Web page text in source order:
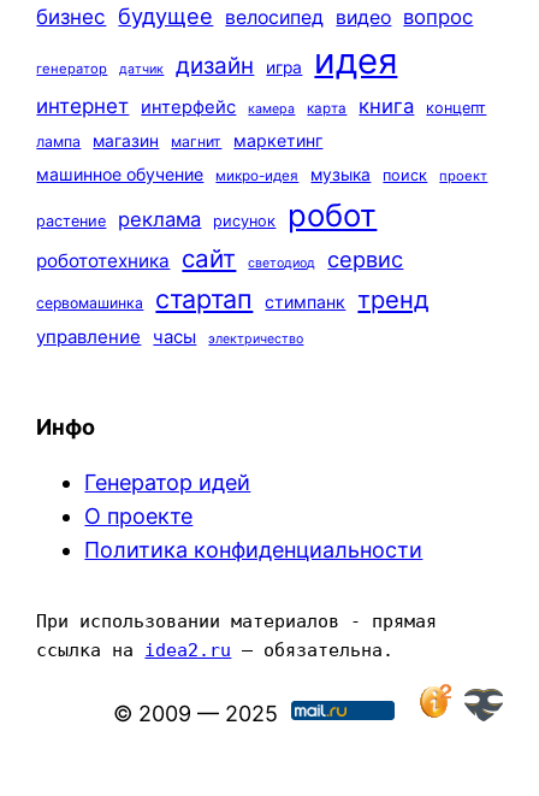
бизнес будущее велосипед видео вопрос
генератор датчик дизайн игра идея
интернет интерфейс камера карта книга
концепт
лампа
магазин магнит
маркетинг
машинное обучение
микро-идея музыка поиск проект
растение реклама рисунок робот
робототехника сайт светодиод сервис
сервомашинка стартап стимпанк тренд
управление часы электричество
Инфо
Генератор идей
О проекте
Политика конфиденциальности
При использовании материалов - прямая
ссылка на idea2.ru — обязательна.
© 2009 — 2025